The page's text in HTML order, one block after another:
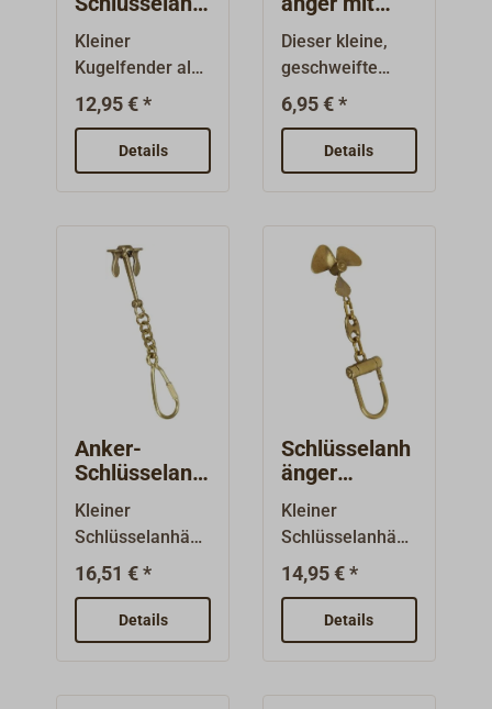
änger
Kleiner
Kugelfender als
Schlüsselanhäng
er, aus rotem
Schwimmfähig,
12,95 € *
Details
Schäkel
Dieser kleine,
geschweifte
Edelstahl-
Schäkel mit
Verliersicherung
an einem
verchromtem
Messing ist ein
praktischer
Schlüsselanhäng
6,95 € *
Details
Anker-
Schlüsselanh
änger
Kleiner
Schlüsselanhäng
er aus Messing.
16,51 € *
Details
Schlüsselanh
änger
Propeller
Kleiner
Schlüsselanhäng
er aus Messing.
14,95 € *
Details